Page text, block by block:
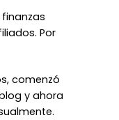
Por
comenzó
y ahora